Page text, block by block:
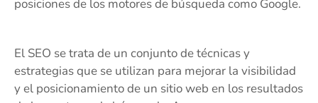
posiciones de los motores de búsqueda como Google.
El SEO se trata de un conjunto de técnicas y
estrategias que se utilizan para mejorar la visibilidad
y el posicionamiento de un sitio web en los resultados